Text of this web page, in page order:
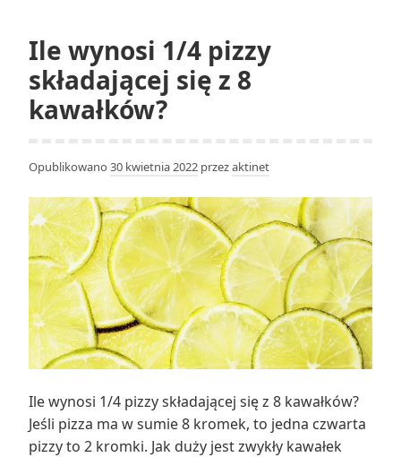
Ile wynosi 1/4 pizzy
składającej się z 8
kawałków?
Opublikowano 30 kwietnia 2022 przezaktinet
Ile wynosi 1/4 pizzy składającej się z 8 kawałków?
Jeśli pizza ma w sumie 8 kromek, to jedna czwarta
pizzy to 2 kromki. Jak duży jest zwykły kawałek